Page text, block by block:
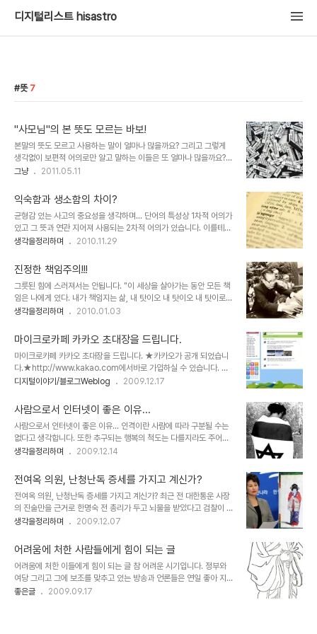
디지털리스트 hisastro
뜻 7
"사모님"의 본 뜻도 모르는 바보!
본말의 뜻도 모르고 사용하는 말이 얼마나 많을까요? 그리고 그렇게
생각없이 보편적 어의로만 알고 말하는 이들은 또 얼마나 많을까요?
다른 누굴 말하기 전에 창피한 얘기지만, 한 이십년 전 쯤 제 기억의 이
십니다. 평소에 연락드리고 인사 드려야 마땅하지만, 여의치 못해 명절
에는 꼭 찾아 뵙고 인사를 드리려고 합니다. 말씀드리려고 하는 이야기
는 그 어느 명절 날 선생님을 찾아뵙고 인사드리던 때의 기억입니다.
명절이 되어 선생님을 찾아 뵙고 인사를 드리려는데, 문득 선생님 부인
되시는 분의 호칭을 어떻게 해야 하는지 떠오르지가 않는 겁니다. 분명
리러 가는 선생님께서 맡고 계신..
그냥 2011.05.11
익숙함과 생소함의 차이?
균형감 있는 사고의 중요성을 생각하며... 단어의 특성상 1차적 어의가
있고 그 뜻과 연관 지어져 사용되는 2차적 어의가 있습니다. 이를테면,
"물"은 순수한 물 자체로써의 1차적 뜻을 지니고 있지만, "그 사람은
2차적 뜻을 지니게 됩니다. 그런데, 그 2차적 어의에 대해서는 익숙함
과 생소함이 늘 함께하는 것 같다는 생각이 들었습니다. 주말이 되어
조금 편안한 마음으로 책을 읽고 있는데, 글이 좀 눈에 들어오질 않는
대목에서는 나지막이 소리 내어 읽는 습관이 있어 읽던 책의 일부분을
나도 모르는 사이 그렇게 작은 소리지만 소리를 내어 읽고 있으니까 딸
아요. 왜 그래요..
생각을정리하며 2010.11.29
진정한 책임주의!!!
그릇된 힘에 스러져서는 안됩니다. "이 세상을 살아가는 동안 모든 책
임은 나에게 있다. 내가 책임지는 삶, 내 탓이오 내 탓이오 내 탓이로
소이다!" 틀린말은 아니지만, 한번쯤은 곱씹어 봐야할 말이라고 생각
처: 파우 님의 블로그 이말은 다시 돌려 생각하자면, 성공 또한 나만의
노력에서 기인한 것이 된다는 것을 의미할 수 도 있습니다. 그래서인지
또한 사회 전반에... 그리고 그 무의식 속에 너무도 진하게 이말은 우리
를 옭아매고 있습니다. 철저한 계급사회였던 고려 및 조선시대와 식민
시대, 그리고 독재를 거치며 모든 조건을 지닌자들의 이루기 쉬운 성취
수의 민초들을 옭아매는 방..
생각을정리하며 2010.01.03
마이크로카페 카카오 초대장을 드립니다.
마이크로카페 카카오 초대장을 드립니다. ★카카오가 공개 되었습니
다.★http://www.kakao.com에서바로 가입하실 수 있습니다. 마
이크로카페 카카오는 현재 구글 웨이브처럼 초대에 의해서만 가입할
성 있는 새로운 서비스라고 생각이 됩니다. 저도 생각하던 바 였는데,
카카오 블로거 간담회에서도 주고 받은 질문과 답변 속에 구글웨이브
와의 유사성에 대한 이야기가 거론되었습니다. 물론 서로 간의 특색이
있고, 다른 측면이 있을 겁니다. 또한 현재 서비스를 보완하고 완성해
나가는 단계이기도 하고, 어차피 인터넷의 SNS라는 개념은 정적인 것
때문에, 현재의 모습만을 가지고 뭐..
디지털이야기/블로그Weblog 2009.12.17
사람으로서 인터넷이 좋은 이유...
사람으로서 인터넷이 좋은 이유... 인격이란 사람에 따라 구분될 수는
없다고 생각합니다. 또한 추구되는 행복의 척도는 다를지라도 주어지
는 그 가치가 차별적이어서도 안된다고 봅니다. 설형 무언가 부족하고
로도 정당화될 수 없습니다. ▲ 역사의 순환... 아이러니라고 해야 할
까요? 나찌는 유태를 유태는 아랍을... 그 이유는 사람이란 환경적 요
인에 따라 달라질 수 있기 때문입니다. 물론, 저주와 같은 그 낙인이 당
연시 치부되는 현실은 현재를 살아가는 우리들의 자화상이라고도 할
수도 있겠지만... 가령, 이렇게 묻고 싶습니다. 가.난.하고 싶은사람?!!!
사람..
생각을정리하며 2009.12.14
전여옥 의원, 난청난독 증세를 가지고 계신가?
전여옥 의원, 난청난독 증세를 가지고 계신가? 최근 전 대한통운 사장
의 진술만을 근거로 한명숙 전 총리가 두고 뇌물을 받았다고 검찰이 피
의사실을 공표했습니다. 이에 대해 말도 많고, 더욱이 전임 대통령을
고 있음에 우려의 목소리가 커지고 있습니다. 더욱이 이러한 내용이 또
다시 찌라시에 기사화되면서 무한 반복되며 없는 일도 다시 재생산되
고 마는 그야말로 엉뚱한 일들이 자꾸 벌어지고 있습니다. 그런데, 이
를 두고 한나라당의 전여옥 의원께서 이에 대한 글을 썼다 하여 찾아보
니.... 참으로 아연실색하지 않을 수 없었습니다. 그동안 말도 아닌 말
생각을정리하며 2009.12.07
어려움에 처한 사람들에게 힘이 되는 글
어려움에 처한 이들에게 힘이 되는 글 참 어려운 시기입니다. 정부와
여당 그리고 그에 보조를 맞추고 있는 방송과 언론들은 연일 좋아 지고
있다하는데, 왜 조금도 좋아지고 있다는 것을 피부로 느끼지 못하는
좋은글 2009.09.17